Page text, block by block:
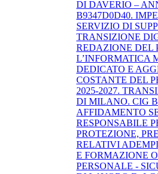
DI DAVERIO –
B9347D0D40.
SERVIZIO DI
TRANSIZIONE
REDAZIONE DEL
L’INFORMATICA
DEDICATO E
COSTANTE DEL
2025-2027.
DI MILANO. CIG
AFFIDAMENTO
RESPONSABILE
PROTEZIONE,
RELATIVI
E FORMAZIONE
PERSONALE -